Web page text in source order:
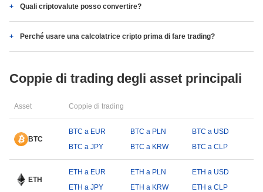
Quali criptovalute posso convertire?
Perché usare una calcolatrice cripto prima di fare trading?
Coppie di trading degli asset principali
Asset Coppie di trading
BTC
BTC a EUR BTC a PLN
BTC a USD
BTC a JPY
BTC a KRW BTC a CLP
ETH
ETH a EUR ETH a PLN
ETH a USD
ETH a JPY
ETH a KRW ETH a CLP